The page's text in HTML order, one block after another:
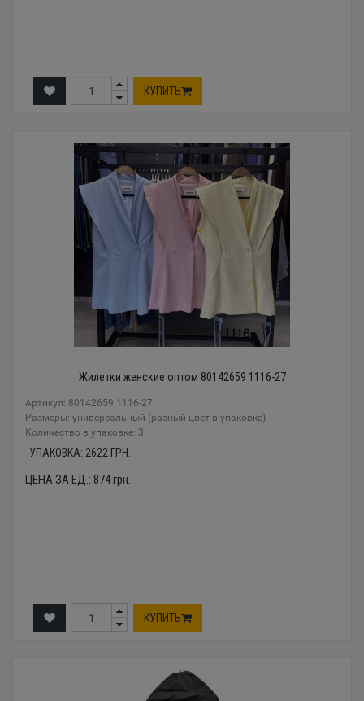
КУПИТЬ
Жилетки женские оптом 80142659 1116-27
Артикул: 80142659 1116-27
Размеры: универсальный (разный цвет в упаковке)
Количество в упаковке: 3
УПАКОВКА: 2622 ГРН.
ЦЕНА ЗА ЕД.: 874грн.
КУПИТЬ